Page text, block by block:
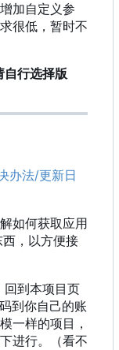
加自定义参
很低，暂时不
自行选择版
办法/更新日
解如何获取应用
，以方便接
到本项目页
到你自己的账
一样的项目，
进行。（看不